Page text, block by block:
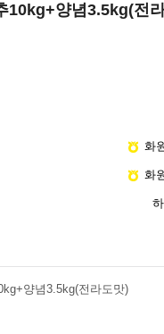
10kg+양념3.5kg(전
화
화
양념3.5kg(전라도맛)